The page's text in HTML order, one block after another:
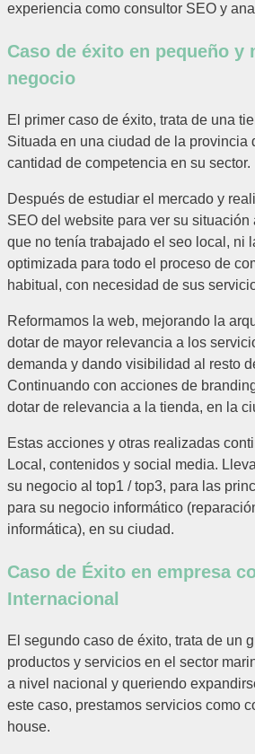
experiencia como consultor SEO y
Caso de éxito en pequeño y
negocio
El primer caso de éxito, trata de una
Situada en una ciudad de la provincia
cantidad de competencia en su sector.
Después de estudiar el mercado y
SEO del website para ver su
que no tenía trabajado el seo local, ni
optimizada para todo el proceso de
habitual, con necesidad de sus
Reformamos la web, mejorando la
dotar de mayor relevancia a los
demanda y dando visibilidad al resto
Continuando con acciones de
dotar de relevancia a la tienda, en la
Estas acciones y otras realizadas
Local, contenidos y social media.
su negocio al top1 / top3, para las
para su negocio informático
informática), en su ciudad.
Caso de Éxito en empresa
Internacional
El segundo caso de éxito, trata de un
productos y servicios en el sector
a nivel nacional y queriendo
este caso, prestamos servicios como
house.